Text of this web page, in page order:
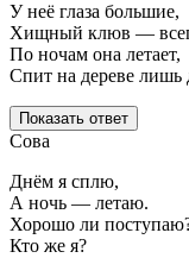
У неё глаза большие,
Хищный клюв —
По ночам она летает,
Спит на дереве лишь
Показать ответ
Сова
Днём я сплю,
А ночь — летаю.
Хорошо ли
Кто же я?